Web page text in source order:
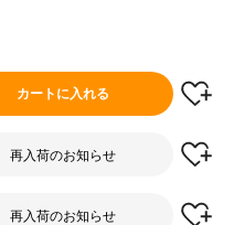
カートに入れる
再入荷のお知らせ
再入荷のお知らせ